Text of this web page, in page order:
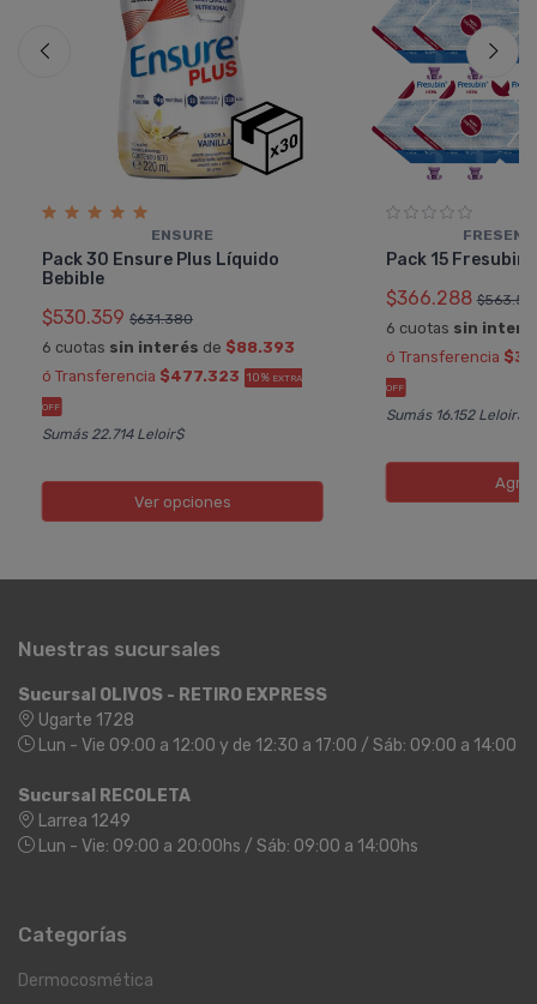
ENSURE
Pack 30 Ensure Plus Lí­quido
Bebible
$530.359 $631.380
6 cuotas sin interés de $88.393
ó Transferencia $477.323 10% EXTRA
OFF
Sumás 22.714 Leloir$
Ver opciones
Pack 15 Fresubin
$366.288
6 cuotas sin
ó Transferencia
OFF
Sumás 16.152 Leloir$
Nuestras sucursales
Sucursal OLIVOS - RETIRO EXPRESS
Ugarte 1728
Lun - Vie 09:00 a 12:00 y de 12:30 a 17:00 / Sáb: 09:00 a 14:00
Sucursal RECOLETA
Larrea 1249
Lun - Vie: 09:00 a 20:00hs / Sáb: 09:00 a 14:00hs
Categorías
Dermocosmética